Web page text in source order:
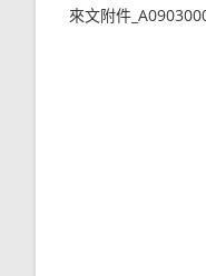
來文附件